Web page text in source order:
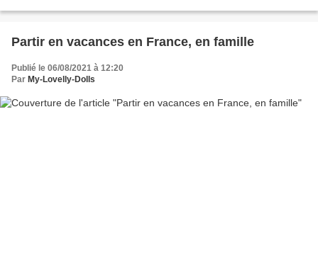
Partir en vacances en France, en famille
Publié le 06/08/2021 à 12:20
Par My-Lovelly-Dolls